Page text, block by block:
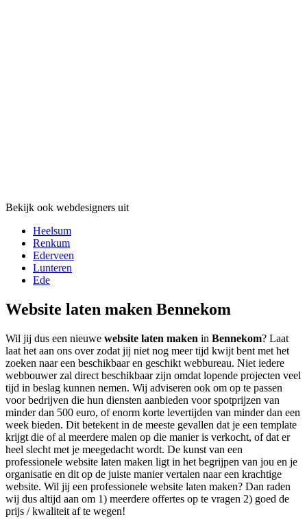
Bekijk ook webdesigners uit
Heelsum
Renkum
Ederveen
Lunteren
Ede
Website laten maken Bennekom
Wil jij dus een nieuwe website laten maken in Bennekom? Laat
laat het aan ons over zodat jij niet nog meer tijd kwijt bent met het
zoeken naar een beschikbaar en geschikt webbureau. Niet iedere
webbouwer zal direct beschikbaar zijn omdat lopende projecten veel
tijd in beslag kunnen nemen. Wij adviseren ook om op te passen
voor bedrijven die hun diensten aanbieden voor spotprijzen van
minder dan 500 euro, of enorm korte levertijden van minder dan een
week bieden. Dit betekent in de meeste gevallen dat je een template
krijgt die of al meerdere malen op die manier is verkocht, of dat er
heel slecht met je meegedacht wordt. De kunst van een
professionele website laten maken ligt in het begrijpen van jou en je
organisatie en dit op de juiste manier vertalen naar een krachtige
website. Wil jij een professionele website laten maken? Dan raden
wij dus altijd aan om 1) meerdere offertes op te vragen 2) goed de
prijs / kwaliteit af te wegen!